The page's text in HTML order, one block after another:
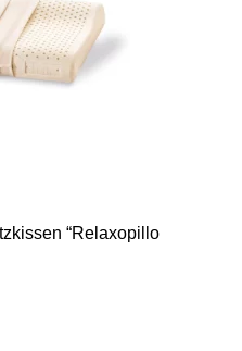
“Relaxopillo